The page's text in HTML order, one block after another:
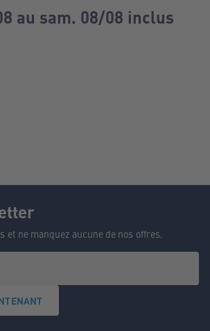
au sam. 08/08 inclus
et ne manquez aucune de nos offres.